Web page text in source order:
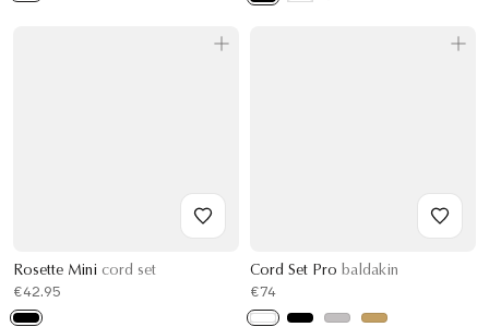
Rosette Mini cord set
€42.95
Cord Set Pro baldakin
€74